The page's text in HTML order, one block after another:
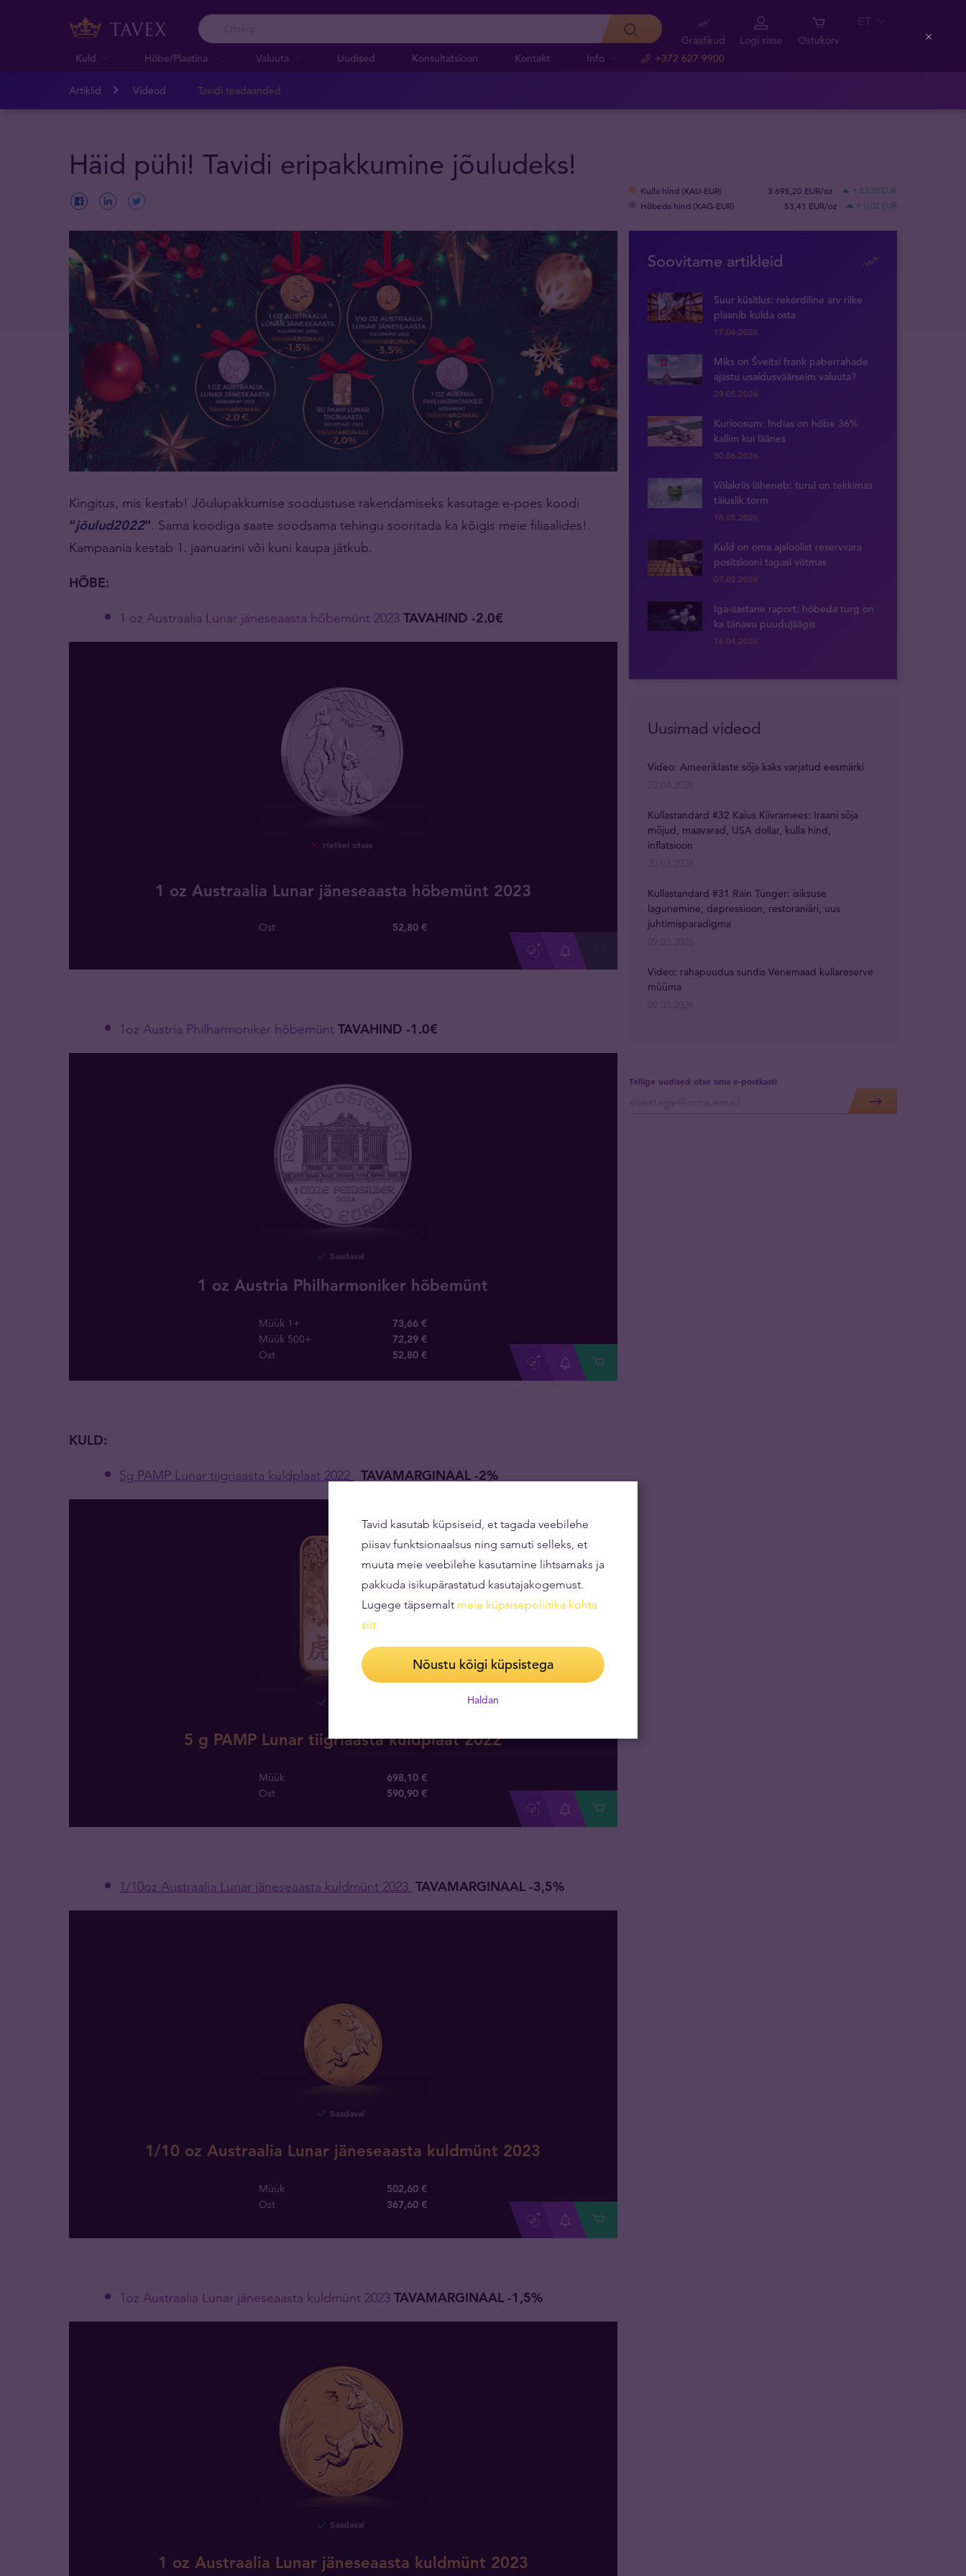
Kuld Hõbe/Plaatina Valuuta Uudised Konsultatsioon Kontakt Info +372 627 9900
Graafikud Logi sisse Ostukorv
ET
Artiklid Videod Tavidi teadaanded
Häid pühi! Tavidi eripakkumine jõuludeks!
Kulla hind (XAU-EUR) 3 695,20 EUR/oz + 83,20 EUR
Hõbeda hind (XAG-EUR) 53,41 EUR/oz + 0,02 EUR
Kingitus, mis kestab! Jõulupakkumise soodustuse rakendamiseks kasutage e-poes koodi
“jõulud2022“. Sama koodiga saate soodsama tehingu sooritada ka kõigis meie filiaalides!.
Kampaania kestab 1. jaanuarini või kuni kaupa jätkub.
HÕBE:
1 oz Austraalia Lunar jäneseaasta hõbemünt 2023 TAVAHIND -2.0€
Hetkel otsas
1 oz Austraalia Lunar jäneseaasta hõbemünt 2023
Ost 52,80 €
1oz Austria Philharmoniker hõbemünt TAVAHIND -1.0€
Saadaval
1 oz Austria Philharmoniker hõbemünt
Müük 1+
73,66 €
Müük 500+
72,29 €
Ost
52,80 €
KULD:
5g PAMP Lunar tiigriaasta kuldplaat 2022 TAVAMARGINAAL -2%
5 g PAMP Lunar tiigriaasta kuldplaat 2022
Müük
698,10 €
Ost
590,90 €
1/10oz Austraalia Lunar jäneseaasta kuldmünt 2023 TAVAMARGINAAL -3,5%
Saadaval
1/10 oz Austraalia Lunar jäneseaasta kuldmünt 2023
Müük
502,60 €
Ost
367,60 €
1oz Austraalia Lunar jäneseaasta kuldmünt 2023 TAVAMARGINAAL -1,5%
Saadaval
1 oz Austraalia Lunar jäneseaasta kuldmünt 2023
Soovitame artikleid
Suur küsitlus: rekordiline arv riike
plaanib kulda osta
17.06.2026
Miks on Šveitsi frank paberrahade
ajastu usaldusväärseim valuuta?
29.05.2026
Kurioosum: Indias on hõbe 36%
kallim kui läänes
30.06.2026
Võlakriis läheneb: turul on tekkimas
täiuslik torm
18.05.2026
Kuld on oma ajaloolist reservvara
positsiooni tagasi võtmas
07.05.2026
Iga-aastane raport: hõbeda turg on
ka tänavu puudujäägis
16.04.2026
Tellige uudised otse oma e-postkasti
Uusimad videod
Video: Ameeriklaste sõja kaks varjatud eesmärki
Kullastandard #32 Kaius Kiivramees: Iraani sõja
mõjud, maavarad, USA dollar, kulla hind,
inflatsioon
Kullastandard #31 Rain Tunger: isiksuse
lagunemine, depressioon, restoraniäri, uus
juhtimisparadigma
Video: rahapuudus sundis Venemaad kullareserve
müüma
Tavid kasutab küpsiseid, et tagada veebilehe
piisav funktsionaalsus ning samuti selleks, et
muuta meie veebilehe kasutamine lihtsamaks ja
pakkuda isikupärastatud kasutajakogemust.
Lugege täpsemalt meie küpsisepoliitika kohta
siit.
Nõustu kõigi küpsistega
Haldan
Close